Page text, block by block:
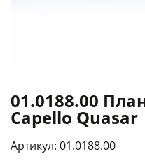
01.0188.00
Capello Quasar
Артикул: 01.0188.00